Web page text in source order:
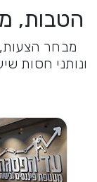
הטבות,
מבחר הצעות,
ונותני חסות